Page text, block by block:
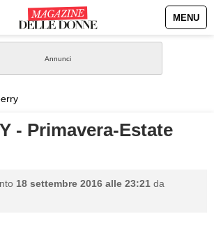
MENU
- Primavera-Estate
18 settembre 2016 alle 23:21 da